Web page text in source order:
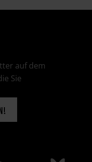
auf dem
Sie